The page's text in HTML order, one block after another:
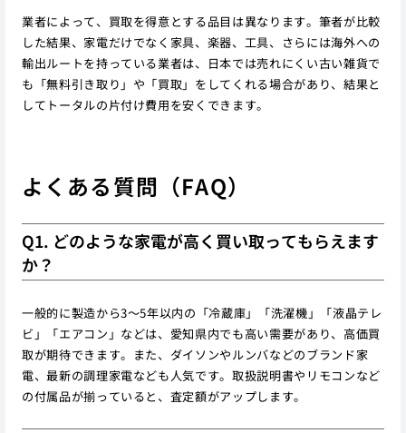
業者によって、買取を得意とする品目は異なります。筆者が比較
した結果、家電だけでなく家具、楽器、工具、さらには海外への
輸出ルートを持っている業者は、日本では売れにくい古い雑貨で
も「無料引き取り」や「買取」をしてくれる場合があり、結果と
してトータルの片付け費用を安くできます。
よくある質問（FAQ）
Q1. どのような家電が高く買い取ってもらえます
か？
一般的に製造から3〜5年以内の「冷蔵庫」「洗濯機」「液晶テレ
ビ」「エアコン」などは、愛知県内でも高い需要があり、高価買
取が期待できます。また、ダイソンやルンバなどのブランド家
電、最新の調理家電なども人気です。取扱説明書やリモコンなど
の付属品が揃っていると、査定額がアップします。